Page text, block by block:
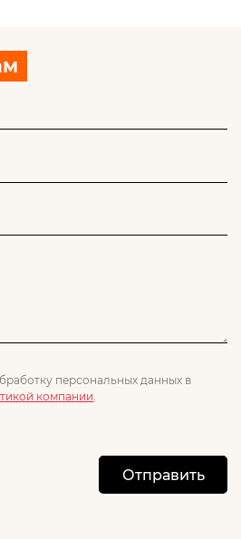
персональных данных в
компании
Отправить